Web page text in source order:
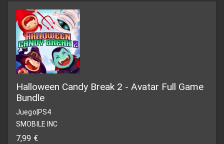
Halloween Candy Break 2 - Avatar Full Game
Bundle
Juego|PS4
SMOBILE INC
7,99 €